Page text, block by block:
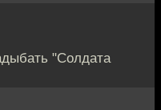
"Солдата